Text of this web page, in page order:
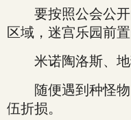
要按照公会公开
区域，迷宫乐园前
米诺陶洛斯、地
随便遇到种怪物
伍折损。